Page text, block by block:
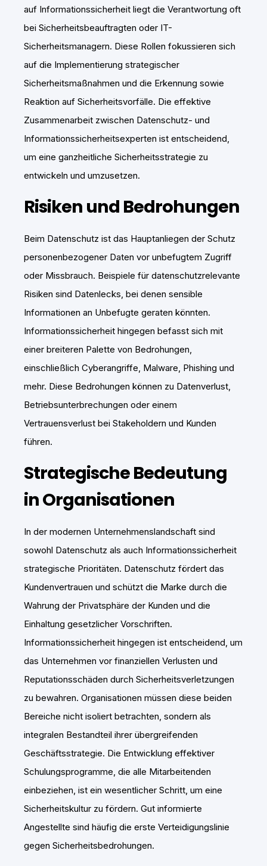
auf Informationssicherheit liegt die Verantwortung oft
bei Sicherheitsbeauftragten oder IT-
Sicherheitsmanagern. Diese Rollen fokussieren sich
auf die Implementierung strategischer
Sicherheitsmaßnahmen und die Erkennung sowie
Reaktion auf Sicherheitsvorfälle. Die effektive
Zusammenarbeit zwischen Datenschutz- und
Informationssicherheitsexperten ist entscheidend,
um eine ganzheitliche Sicherheitsstrategie zu
entwickeln und umzusetzen.
Risiken und Bedrohungen
Beim Datenschutz ist das Hauptanliegen der Schutz
personenbezogener Daten vor unbefugtem Zugriff
oder Missbrauch. Beispiele für datenschutzrelevante
Risiken sind Datenlecks, bei denen sensible
Informationen an Unbefugte geraten könnten.
Informationssicherheit hingegen befasst sich mit
einer breiteren Palette von Bedrohungen,
einschließlich Cyberangriffe, Malware, Phishing und
mehr. Diese Bedrohungen können zu Datenverlust,
Betriebsunterbrechungen oder einem
Vertrauensverlust bei Stakeholdern und Kunden
führen.
Strategische Bedeutung
in Organisationen
In der modernen Unternehmenslandschaft sind
sowohl Datenschutz als auch Informationssicherheit
strategische Prioritäten. Datenschutz fördert das
Kundenvertrauen und schützt die Marke durch die
Wahrung der Privatsphäre der Kunden und die
Einhaltung gesetzlicher Vorschriften.
Informationssicherheit hingegen ist entscheidend, um
das Unternehmen vor finanziellen Verlusten und
Reputationsschäden durch Sicherheitsverletzungen
zu bewahren. Organisationen müssen diese beiden
Bereiche nicht isoliert betrachten, sondern als
integralen Bestandteil ihrer übergreifenden
Geschäftsstrategie. Die Entwicklung effektiver
Schulungsprogramme, die alle Mitarbeitenden
einbeziehen, ist ein wesentlicher Schritt, um eine
Sicherheitskultur zu fördern. Gut informierte
Angestellte sind häufig die erste Verteidigungslinie
gegen Sicherheitsbedrohungen.